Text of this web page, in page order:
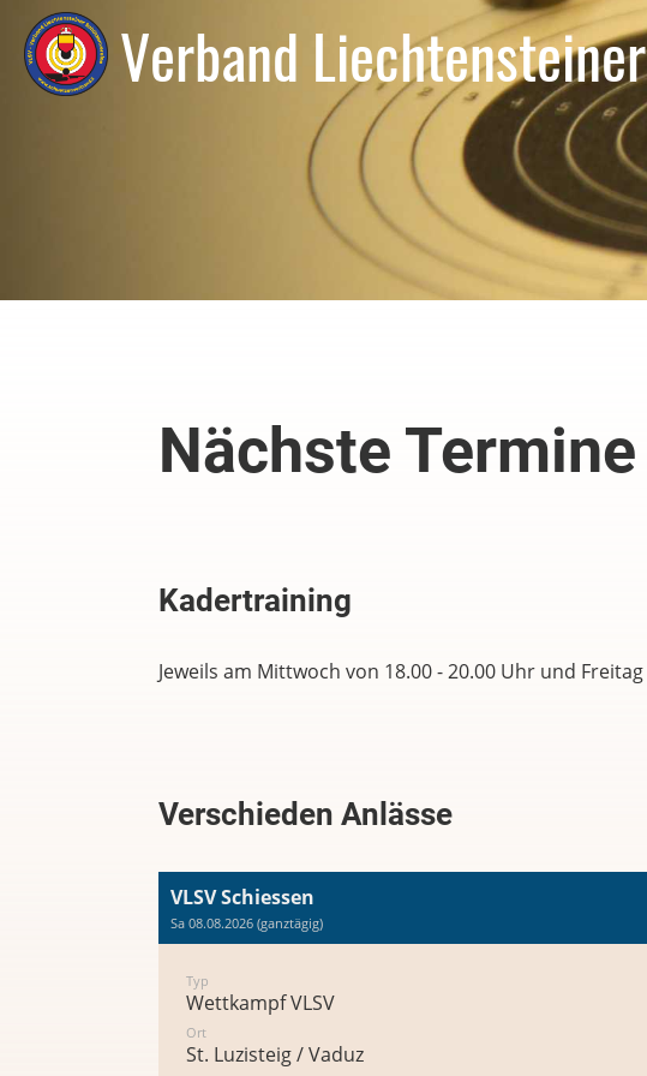
Verband
Nächste Termine
Kadertraining
Jeweils am Mittwoch von 18.00 - 20.00 Uhr und
Verschieden Anlässe
VLSV Schiessen
Sa 08.08.2026 (ganztägig)
Typ
Wettkampf VLSV
Ort
St. Luzisteig / Vaduz